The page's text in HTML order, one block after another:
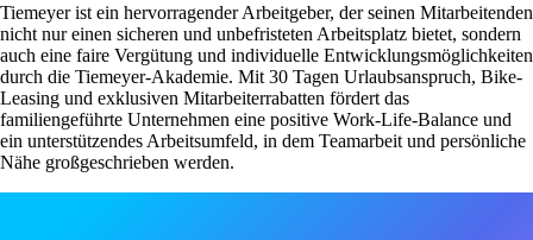
Tiemeyer ist ein hervorragender Arbeitgeber, der seinen Mitarbeitenden
nicht nur einen sicheren und unbefristeten Arbeitsplatz bietet, sondern
auch eine faire Vergütung und individuelle Entwicklungsmöglichkeiten
durch die Tiemeyer-Akademie. Mit 30 Tagen Urlaubsanspruch, Bike-
Leasing und exklusiven Mitarbeiterrabatten fördert das
familiengeführte Unternehmen eine positive Work-Life-Balance und
ein unterstützendes Arbeitsumfeld, in dem Teamarbeit und persönliche
Nähe großgeschrieben werden.